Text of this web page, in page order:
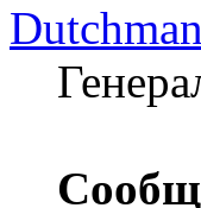
Dutchman